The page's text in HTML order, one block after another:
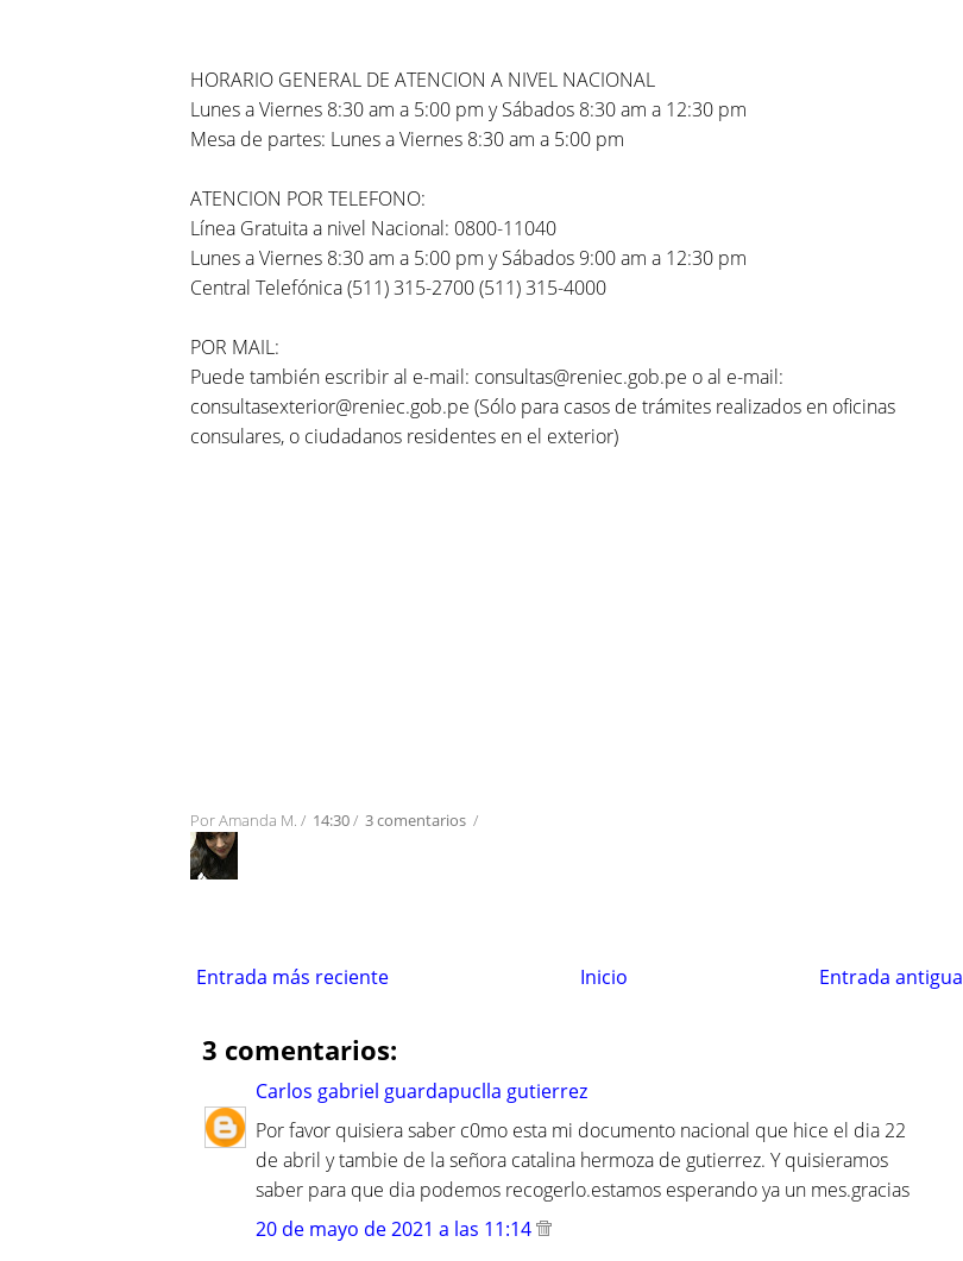
HORARIO GENERAL DE ATENCION A NIVEL NACIONAL
Lunes a Viernes 8:30 am a 5:00 pm y Sábados 8:30 am a 12:30 pm
Mesa de partes: Lunes a Viernes 8:30 am a 5:00 pm
ATENCION POR TELEFONO:
Línea Gratuita a nivel Nacional: 0800-11040
Lunes a Viernes 8:30 am a 5:00 pm y Sábados 9:00 am a 12:30 pm
Central Telefónica (511) 315-2700 (511) 315-4000
POR MAIL:
Puede también escribir al e-mail: consultas@reniec.gob.pe o al e-mail:
consultasexterior@reniec.gob.pe (Sólo para casos de trámites realizados en oficinas
consulares, o ciudadanos residentes en el exterior)
PorAmanda M. / 14:30/ 3 comentarios /
Entrada más reciente Entrada antigua
Inicio
3 comentarios:
Carlos gabriel guardapuclla gutierrez
Por favor quisiera saber c0mo esta mi documento nacional que hice el dia 22
de abril y tambie de la señora catalina hermoza de gutierrez. Y quisieramos
saber para que dia podemos recogerlo.estamos esperando ya un mes.gracias
20 de mayo de 2021 a las 11:14